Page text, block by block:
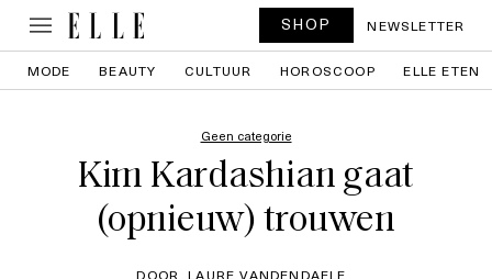
SHOP NEWSLETTER
MODE BEAUTY CULTUUR HOROSCOOP ELLE ETEN
Geen categorie
Kim Kardashian gaat
(opnieuw) trouwen
DOOR LAURE VANDENDAELE